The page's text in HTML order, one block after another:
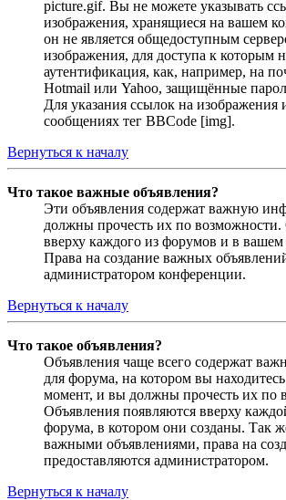
picture.gif. Вы не можете указывать
изображения, хранящиеся на вашем
он не является общедоступным
изображения, для доступа к которым
аутентификация, как, например, на
Hotmail или Yahoo, защищённые
Для указания ссылок на изображения
сообщениях тег BBCode [img].
Вернуться к началу
Что такое важные объявления?
Эти объявления содержат важную
должны прочесть их по
вверху каждого из форумов и в вашем
Права на создание важных
администратором конференции.
Вернуться к началу
Что такое объявления?
Объявления чаще всего содержат
для форума, на котором вы
момент, и вы должны прочесть их по
Объявления появляются вверху
форума, в котором они созданы. Так
важными объявлениями, права на
предоставляются администратором.
Вернуться к началу